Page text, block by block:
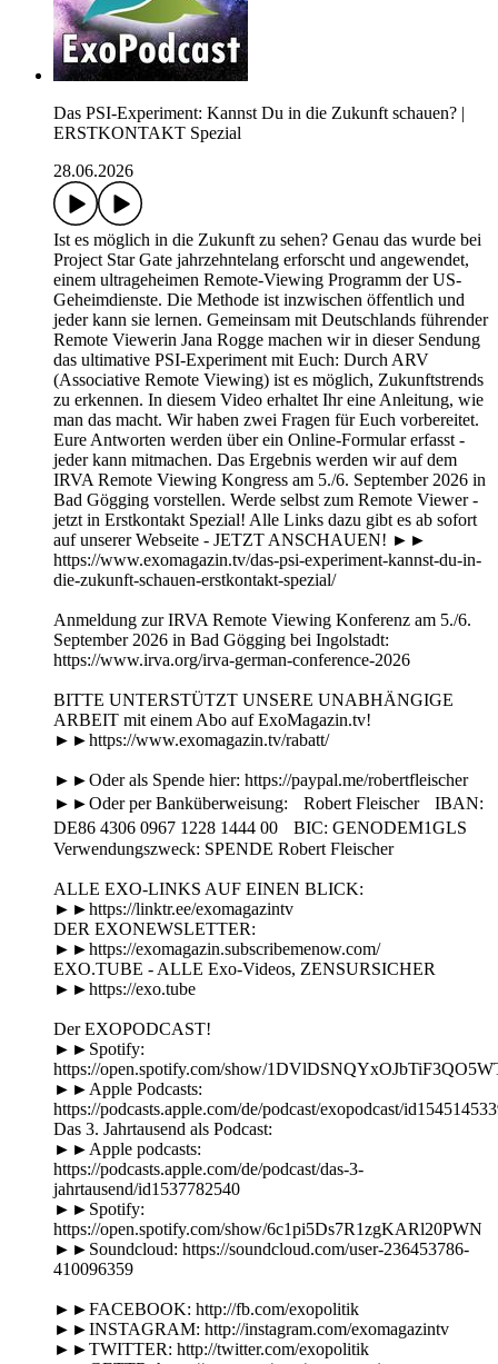
Das PSI-Experiment: Kannst Du in die Zukunft schauen? |
ERSTKONTAKT Spezial
28.06.2026
Ist es möglich in die Zukunft zu sehen? Genau das wurde bei
Project Star Gate jahrzehntelang erforscht und angewendet,
einem ultrageheimen Remote-Viewing Programm der US-
Geheimdienste. Die Methode ist inzwischen öffentlich und
jeder kann sie lernen. Gemeinsam mit Deutschlands führender
Remote Viewerin Jana Rogge machen wir in dieser Sendung
das ultimative PSI-Experiment mit Euch: Durch ARV
(Associative Remote Viewing) ist es möglich, Zukunftstrends
zu erkennen. In diesem Video erhaltet Ihr eine Anleitung, wie
man das macht. Wir haben zwei Fragen für Euch vorbereitet.
Eure Antworten werden über ein Online-Formular erfasst -
jeder kann mitmachen. Das Ergebnis werden wir auf dem
IRVA Remote Viewing Kongress am 5./6. September 2026 in
Bad Gögging vorstellen. Werde selbst zum Remote Viewer -
jetzt in Erstkontakt Spezial! Alle Links dazu gibt es ab sofort
auf unserer Webseite - JETZT ANSCHAUEN! ►►
https://www.exomagazin.tv/das-psi-experiment-kannst-du-in-
die-zukunft-schauen-erstkontakt-spezial/
Anmeldung zur IRVA Remote Viewing Konferenz am 5./6.
September 2026 in Bad Gögging bei Ingolstadt:
https://www.irva.org/irva-german-conference-2026
BITTE UNTERSTÜTZT UNSERE UNABHÄNGIGE
ARBEIT mit einem Abo auf ExoMagazin.tv!
►►https://www.exomagazin.tv/rabatt/
►►Oder als Spende hier: https://paypal.me/robertfleischer
►►Oder per Banküberweisung: Robert Fleischer IBAN:
DE86 4306 0967 1228 1444 00 BIC: GENODEM1GLS
Verwendungszweck: SPENDE Robert Fleischer
ALLE EXO-LINKS AUF EINEN BLICK:
►►https://linktr.ee/exomagazintv
DER EXONEWSLETTER:
►►https://exomagazin.subscribemenow.com/
EXO.TUBE - ALLE Exo-Videos, ZENSURSICHER
►►https://exo.tube
Der EXOPODCAST!
►►Spotify:
https://open.spotify.com/show/
►►Apple Podcasts:
https://podcasts.apple.com/de/podcast/exopodcast/
Das 3. Jahrtausend als Podcast:
►►Apple podcasts:
https://podcasts.apple.com/de/podcast/das-3-
jahrtausend/id1537782540
►►Spotify:
https://open.spotify.com/show/6c1pi5Ds7R1zgKARl20PWN
►►Soundcloud: https://soundcloud.com/user-236453786-
410096359
►►FACEBOOK: http://fb.com/exopolitik
►►INSTAGRAM: http://instagram.com/exomagazintv
►►TWITTER: http://twitter.com/exopolitik